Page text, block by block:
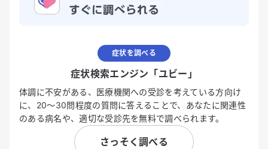
症状を調べる
症状検索エンジン「ユビー」
体調に不安がある、医療機関への受診を考えている方向け
に、20〜30問程度の質問に答えることで、あなたに関連性
のある病名や、適切な受診先を無料で調べられます。
さっそく調べる